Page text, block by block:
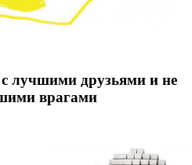
лучшими друзьями и не
врагами